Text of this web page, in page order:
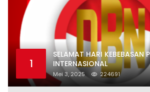
1
SELAMAT HARI KEBEBASAN
INTERNASIONAL
Mei 3, 2025 224691